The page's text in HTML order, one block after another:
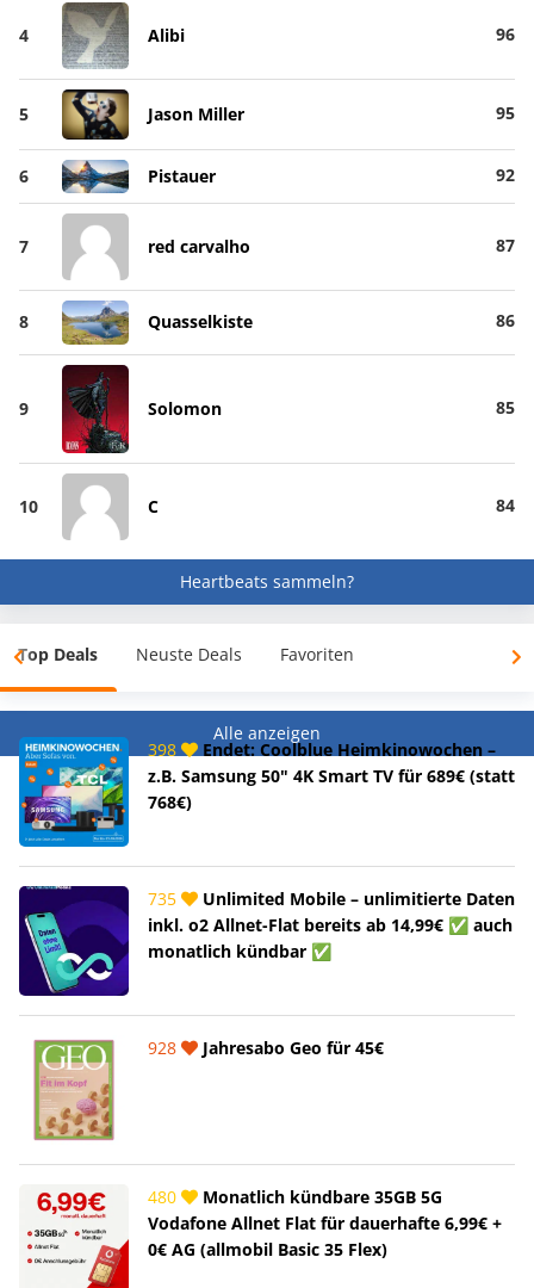
4 Alibi 96
5 Jason Miller 95
6 Pistauer 92
7 red carvalho 87
8 Quasselkiste 86
9 Solomon 85
10 C 84
Heartbeats sammeln?
Top Deals Neuste Deals Favoriten
Alle anzeigen
398
Endet: Coolblue Heimkinowochen –
z.B. Samsung 50" 4K Smart TV für 689€ (statt
768€)
735
Unlimited Mobile – unlimitierte Daten
inkl. o2 Allnet-Flat bereits ab 14,99€ ✅ auch
monatlich kündbar ✅
928 Jahresabo Geo für 45€
480
Monatlich kündbare 35GB 5G
Vodafone Allnet Flat für dauerhafte 6,99€ +
0€ AG (allmobil Basic 35 Flex)